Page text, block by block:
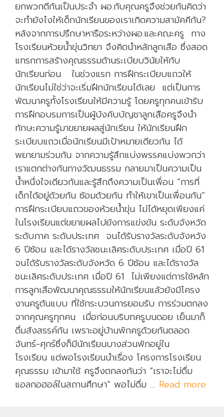
ข
อ
ง
อ
า
ชี
ฟ
จุ
ด
ไ
ฟ
บ
า
ง
อ
ย่
า
ง
ใ
น
ตั
ว
เ
ร
า
ยกพวกตีกันเป็นประจำ ผอ.กับคุณครูจึงช่วยกันคิดว่า
จะทำยังไงให้เด็กนักเรียนของเราเกิดความสามัคคีกัน?
หลังจากการปรึกษาหารือระหว่างผอ.และคณะครู ทาง
โรงเรียนห้วยน้ำขุ่นวิทยา จึงคิดนำหลักลูกเสือ ซึ่งสอด
แทรกการสร้างคุณธรรมด้านระเบียบวินัยให้กับ
นักเรียนก่อน ในช่วงแรก การฝึกระเบียบแถวให้
นักเรียนไม่ใช่ว่าจะเริ่มฝึกนักเรียนได้เลย แต่เป็นการ
พัฒนาครูทั้งโรงเรียนให้มีความรู้ โดยครูทุกคนเข้ารับ
การฝึกอบรมการเป็นผู้บังคับบัญชาลูกเสือครูจึงนำ
ทักษะความรู้มาขยายผลสู่นักเรียน ให้นักเรียนฝึก
ระเบียบแถวเมื่อนักเรียนมีเป้าหมายเดียวกัน ได้
พยายามร่วมกัน จากความรู้สึกแบ่งพรรคแบ่งพวกว่า
เราแตกต่างกันทางวัฒนธรรม กลายมาเป็นความเป็น
น้ำหนึ่งใจเดียวกันและรู้สึกถึงความเป็นเพื่อน “การที่
เด็กได้อยู่ด้วยกัน ซ้อมด้วยกัน ทำให้เขาเป็นเพื่อนกัน”
การฝึกระเบียบแถวของห้วยน้ำขุ่น ไม่ได้หยุดเพียงแค่
ในโรงเรียนแต่ขยายผลไปยังการแข่งขัน ระดับจังหวัด
ระดับภาค ระดับประเทศ จนได้รับรางวัลระดับจังหวัง
6 ปีซ้อน และได้รางวัลชนะเลิศระดับประเทศ เมื่อปี 61
จนได้รับรางวัลระดับจังหวัด 6 ปีซ้อน และได้รางวัล
ชนะเลิศระดับประเทศ เมื่อปี 61 ไม่เพียงแต่การใช้หลัก
การลูกเสือพัฒนาคุณธรรมให้นักเรียนแล้วยังมีโครง
งานครูต้นแบบ ที่ใช้กระบวนการยอมรับ การร่วมตกลง
จากคุณครูทุกคน เมื่อก่อนบริบทครูบนดอย เย็นมาก็
ดื่มสังสรรค์กัน เพราะอยู่บ้านพักครูด้วยกันตลอด
จันทร์-ศุกร์ซึ่งก็มีนักเรียนบางส่วนพักอยู่ใน
โรงเรียน แต่พอโรงเรียนนำเรื่อง โครงการโรงเรียน
คุณธรรม เข้ามาใช้ ครูจึงตกลงกันว่า “เราจะไม่ดื่ม
แอลกอฮอล์ในสถานศึกษา” พอไม่ดื่ม … Read more